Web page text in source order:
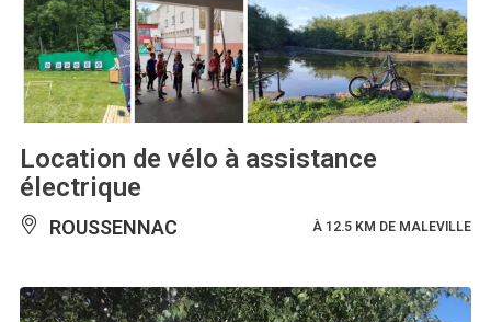
Location de vélo à assistance
électrique
ROUSSENNAC À 12.5 KM DE MALEVILLE